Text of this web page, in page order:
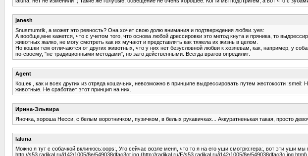
janesh
Snusmumrik, а может это ревность? Она хочет свою долю внимания и подтверждения любви.:yes:
А вообще,мне кажется, что с учетом того, что основа любой дрессировки это метод кнута и пряника, то
животных жалко, не могу смотреть как их мучают и представлять как тяжела их жизнь в целом.
Но кошки тем отличаются от других животных, что у них нет безусловной любви к хозяевам, как, например, у
по-своему, "не традиционными методами", но зато действенными. Всегда врагов опредилит.
Agent
Кошек , как и всех других из отряда кошачьих, невозможно в принципе выдрессировать путем жестокости :smeil:
животные. Не сработает этот принцип на них.
Ирина-Эльвира
Яночка, хороша Несси, с белым воротничком, пузичком, в белых рукавичках... Аккуратненькая такая, просто
laluna
Можно я тут с собачкой вклинюсь:oops:, Уго сейчас возле меня, что то я на его уши смотрю:repa:, вот эти уши мы
http://s53.radikal.ru/i142/1005/8e/549038dfac3ct.jpg (http://radikal.ru/F/s53.radikal.ru/i142/1005/8e/